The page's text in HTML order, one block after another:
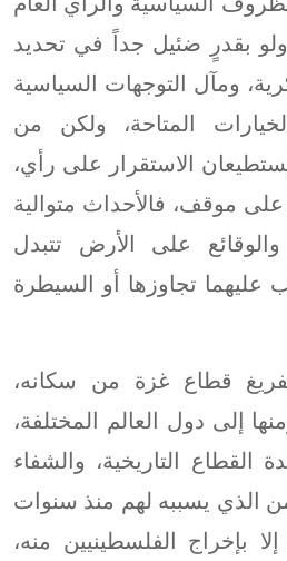
بقدرٍ ضئيل جداً في تحديد
ومآل التوجهات السياسية
المتاحة، ولكن من
الاستقرار على رأي،
على موقف، فالأحداث متوالية
على الأرض تتبدل
تجاوزها أو السيطرة
قطاع غزة من سكانه،
إلى دول العالم المختلفة،
القطاع التاريخية، والشفاء
الذي يسببه لهم منذ سنوات
بإخراج الفلسطينيين منه،